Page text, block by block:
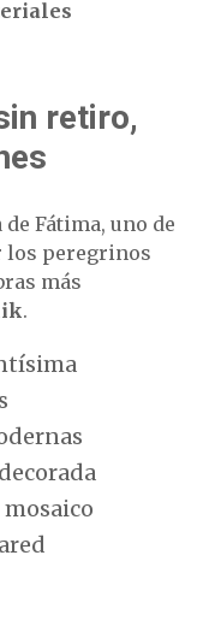
retiro,
Fátima, uno de
los peregrinos
más
.